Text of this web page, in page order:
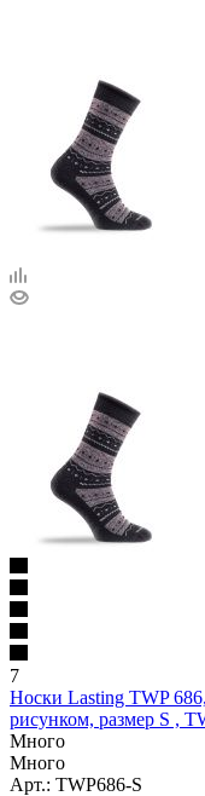
7
Носки Lasting TWP
рисунком, размер S ,
Много
Много
Арт.: TWP686-S